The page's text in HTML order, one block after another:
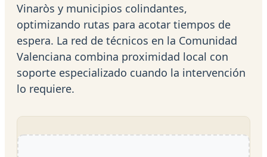
Vinaròs y municipios colindantes,
optimizando rutas para acotar tiempos de
espera. La red de técnicos en la Comunidad
Valenciana combina proximidad local con
soporte especializado cuando la intervención
lo requiere.